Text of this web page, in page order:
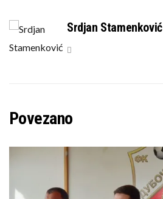
Srdjan Stamenković
Povezano